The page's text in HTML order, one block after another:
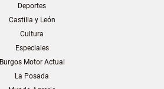
Deportes
Castilla y León
Cultura
Especiales
Burgos Motor Actual
La Posada